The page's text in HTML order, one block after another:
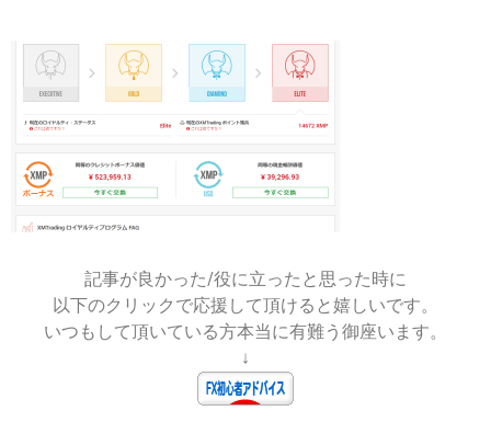
05-
20
Mt.
more
記事が良かった/役に立ったと思った時に
以下のクリックで応援して頂けると嬉しいです。
いつもして頂いている方本当に有難う御座います。
↓